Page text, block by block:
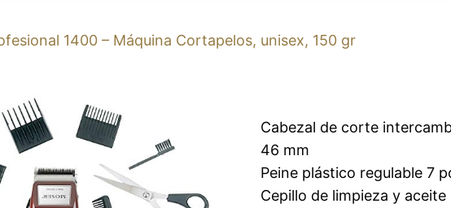
1400 – Máquina Cortapelos, unisex, 150 gr
Cabezal de corte
46 mm
Peine plástico regulable 7
Cepillo de limpieza y aceite